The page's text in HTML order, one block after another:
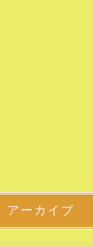
アーカイブ